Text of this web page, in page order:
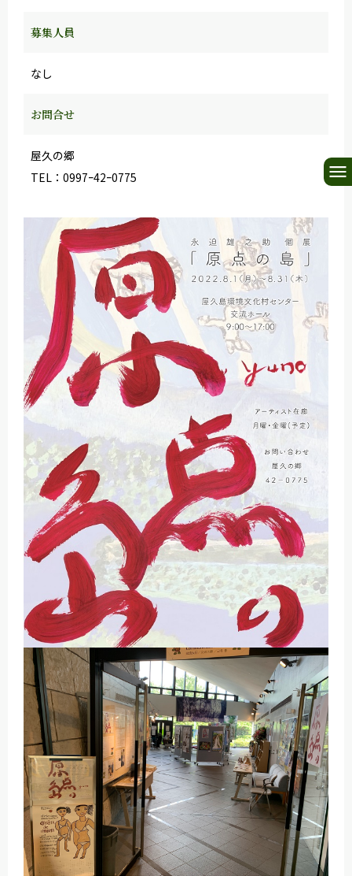
募集人員
なし
お問合せ
屋久の郷
TEL：0997ｰ42ｰ0775